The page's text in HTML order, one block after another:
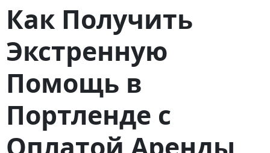
Как Получить
Экстренную
Помощь в
Портленде с